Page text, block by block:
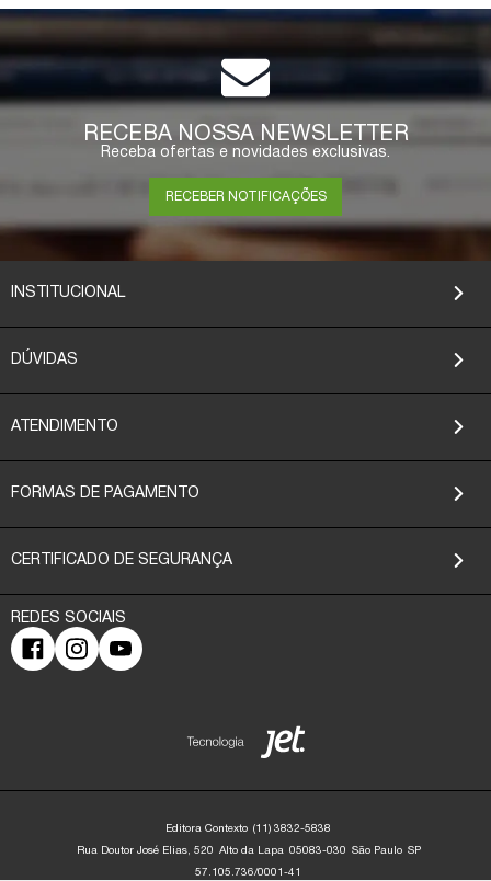
RECEBA NOSSA NEWSLETTER
Receba ofertas e novidades exclusivas.
RECEBER NOTIFICAÇÕES
INSTITUCIONAL
DÚVIDAS
ATENDIMENTO
FORMAS DE PAGAMENTO
CERTIFICADO DE SEGURANÇA
Editora Contexto (11) 3832-5838
Rua Doutor José Elias, 520 Alto da Lapa 05083-030 São Paulo SP
57.105.736/0001-41